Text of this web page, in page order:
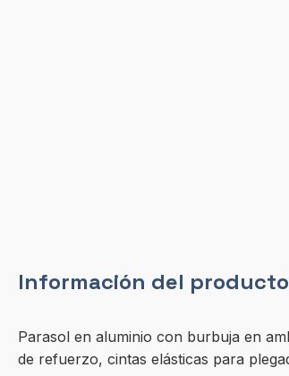
Información del producto
Parasol en aluminio con burbuja en
de refuerzo, cintas elásticas para